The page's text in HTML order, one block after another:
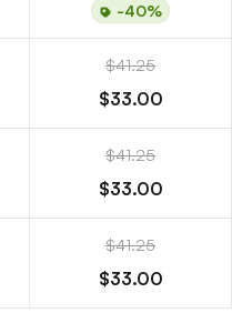
-40%
$41.25
$33.00
$41.25
$33.00
$41.25
$33.00